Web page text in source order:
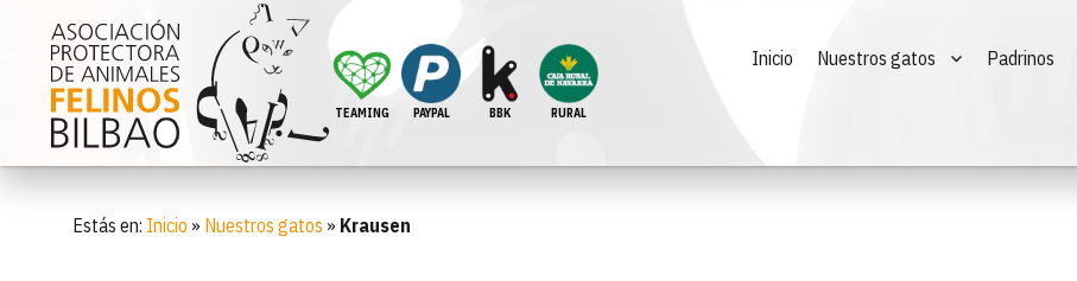
TEAMING PAYPAL BBK RURAL
Inicio Nuestros gatos Padrinos
Estás en: Inicio » Nuestros gatos » Krausen